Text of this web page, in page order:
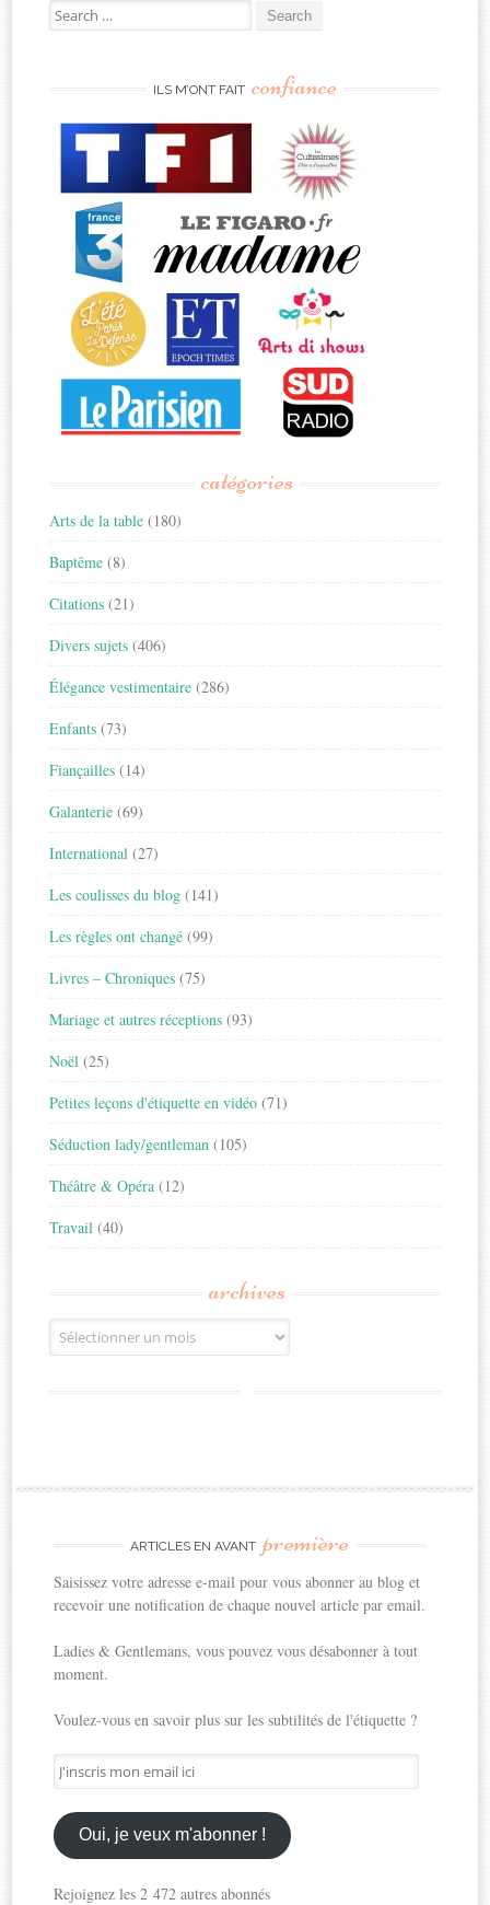
Search
for:
ILS M’ONT FAIT confiance
catégories
Arts de la table (180)
Baptême (8)
Citations (21)
Divers sujets (406)
Élégance vestimentaire (286)
Enfants (73)
Fiançailles (14)
Galanterie (69)
International (27)
Les coulisses du blog (141)
Les règles ont changé (99)
Livres – Chroniques (75)
Mariage et autres réceptions (93)
Noël (25)
Petites leçons d'étiquette en vidéo (71)
Séduction lady/gentleman (105)
Théâtre & Opéra (12)
Travail (40)
archives
Archives
ARTICLES EN AVANT première
Saisissez votre adresse e-mail pour vous abonner au blog et
recevoir une notification de chaque nouvel article par email.
Ladies & Gentlemans, vous pouvez vous désabonner à tout
moment.
Voulez-vous en savoir plus sur les subtilités de l'étiquette ?
J'inscris
mon
email
ici
Oui, je veux m'abonner !
Rejoignez les 2 472 autres abonnés